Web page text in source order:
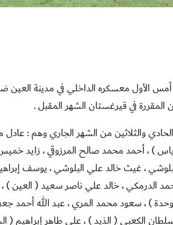
/ الإثنين 26 أغسطس 2019 : دشن منتخبنا الوطني للناشئين مواليد 2004 أمس الأول معسكره الداخلي في مدينة
المقررة في قيرغستان الشهر المقبل .
الذي سيستمر حتى الحادي والثلاثين من الشهر الجاري وهم :
) ، أحمد محمد صالح المرزوقي ، زايد
، غيث خالد علي البلوشي ، يوسف
الدرمكي ، خالد علي ناصر سعيد ( العين )
) ، سعود محمد المري ، عبد الله أحمد
الكعبي ( الذيد ) ، علي طاهر إبراهيم (